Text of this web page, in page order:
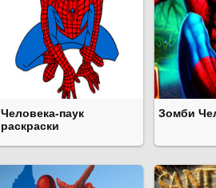
Человека-паук
раскраски
Зомби